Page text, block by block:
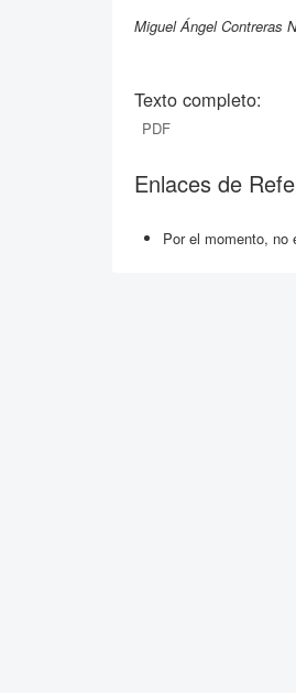
Miguel Ángel Contreras
Texto completo:
PDF
Enlaces de
Por el momento, no